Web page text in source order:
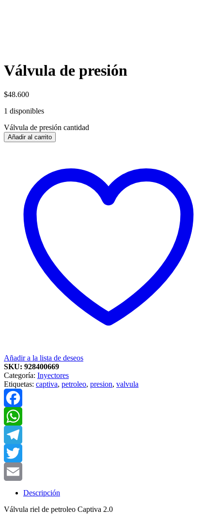
Válvula de presión
$48.600
1 disponibles
Válvula de presión cantidad
Añadir al carrito
Añadir a la lista de deseos
SKU: 928400669
Categoría: Inyectores
Etiquetas: captiva, petroleo, presion, valvula
Facebook
WhatsApp
Telegram
Twitter
Descripción
Válvula riel de petroleo Captiva 2.0